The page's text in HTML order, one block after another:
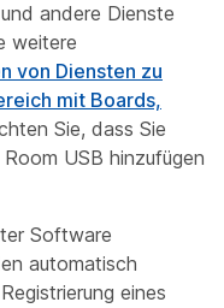
andere Dienste
weitere
von Diensten zu
mit Boards,
Sie, dass Sie
USB hinzufügen
Software
automatisch
eines